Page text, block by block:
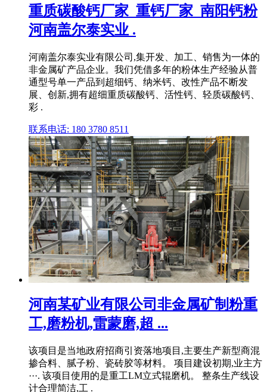
重质碳酸钙厂家_重钙厂家_南阳钙粉
河南盖尔泰实业 .
河南盖尔泰实业有限公司,集开发、加工、销售为一体的
非金属矿产品企业。我们凭借多年的粉体生产经验从普
通型号单一产品到超细钙、纳米钙、改性产品不断发
展、创新,拥有超细重质碳酸钙、活性钙、轻质碳酸钙、
彩 .
联系电话: 180 3780 8511
河南某矿业有限公司非金属矿制粉重
工,磨粉机,雷蒙磨,超 ...
该项目是当地政府招商引资落地项目,主要生产新型商混
掺合料、腻子粉、瓷砖胶等材料。 项目建设初期,业主方
···. 该项目使用的是重工LM立式辊磨机。 整条生产线设
计合理简洁,工 .